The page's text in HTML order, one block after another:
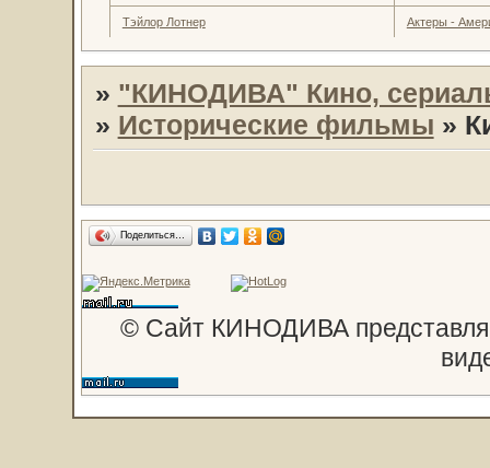
Тэйлор Лотнер Актеры -
» "КИНОДИВА" Кино,
» Исторические фильмы »
Поделиться…
© Сайт КИНОДИВА